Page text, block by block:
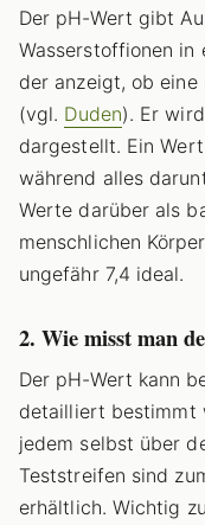
Der pH-Wert gibt
Wasserstoffionen in
der anzeigt, ob
(vgl. Duden). Er
dargestellt. Ein
während alles
Werte darüber als
menschlichen
ungefähr 7,4 ideal.
2. Wie misst man
Der pH-Wert kann
detailliert bestimmt
jedem selbst über
Teststreifen sind
erhältlich. Wichtig